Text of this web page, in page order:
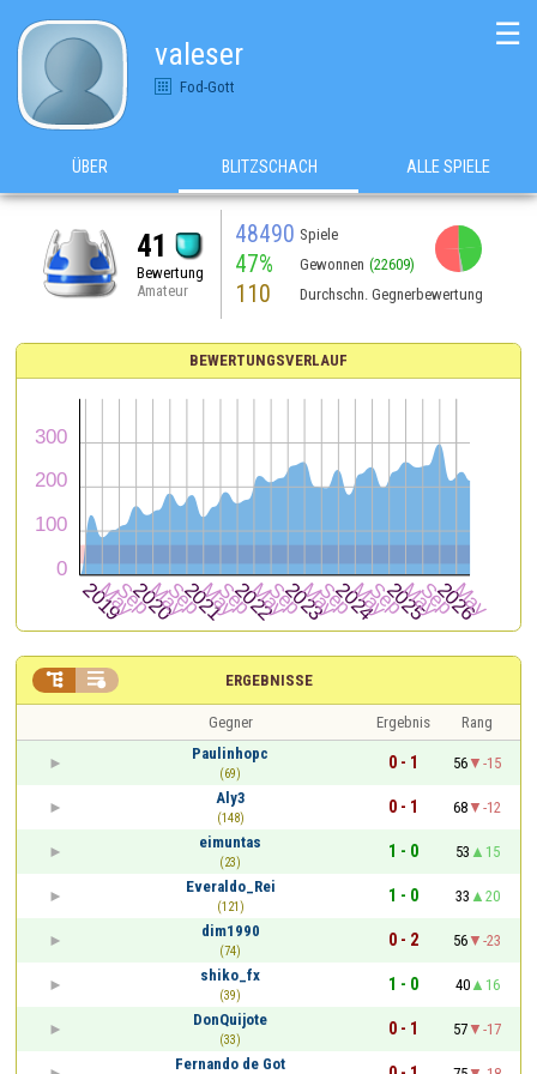
valeser
Fod-Gott
☰
ÜBER BLITZSCHACH ALLE SPIELE
41
Bewertung
Amateur
48490 Spiele
47% Gewonnen (22609)
110 Durchschn. Gegnerbewertung
BEWERTUNGSVERLAUF
ERGEBNISSE
 
Gegner Ergebnis
Rang
Paulinhopc
(69)
0 - 1 56
-15
Aly3
(148)
0 - 1 68
-12
eimuntas
(23)
1 - 0 53
15
Everaldo_Rei
(121)
1 - 0 33
20
dim1990
(74)
0 - 2 56
-23
shiko_fx
(39)
1 - 0 40
16
DonQuijote
(33)
0 - 1 57
-17
Fernando de Got